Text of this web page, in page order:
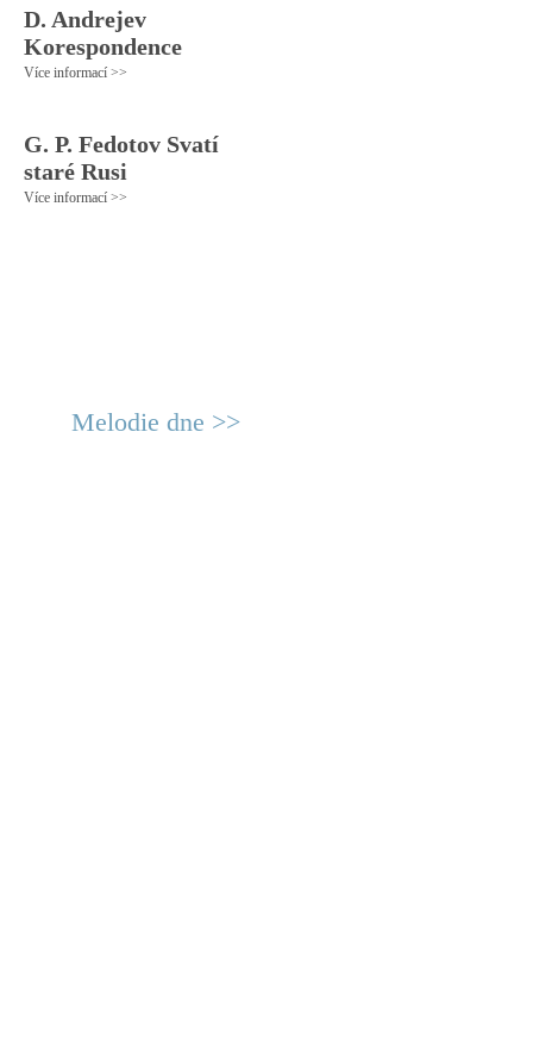
D. Andrejev
Korespondence
Více informací >>
G. P. Fedotov Svatí
staré Rusi
Více informací >>
Melodie dne >>